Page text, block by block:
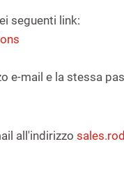
seguenti link:
e-mail e la stessa
all'indirizzo